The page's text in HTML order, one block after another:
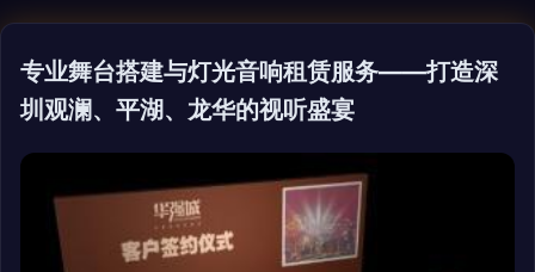
专业舞台搭建与灯光音响租赁服务——打造深
圳观澜、平湖、龙华的视听盛宴